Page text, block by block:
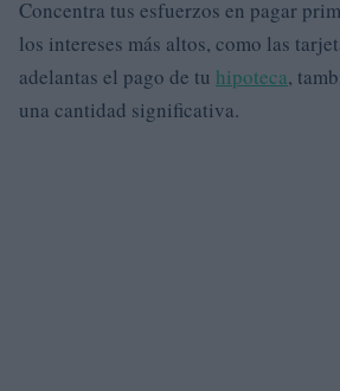
Concentra tus esfuerzos en pagar
los intereses más altos, como las
adelantas el pago de tu hipoteca,
una cantidad significativa.